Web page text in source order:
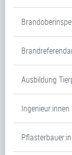
Ausbildung